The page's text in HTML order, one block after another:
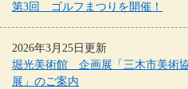
第3回 ゴルフまつりを開催！
2026年3月25日更新
堀光美術館 企画展「三木市美術
展」のご案内